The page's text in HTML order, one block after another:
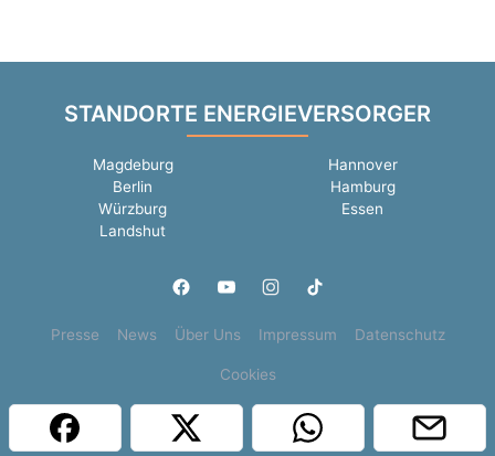
STANDORTE ENERGIEVERSORGER
Magdeburg
Hannover
Berlin
Hamburg
Würzburg
Essen
Landshut
Presse News Über Uns Impressum Datenschutz
Cookies
Copyright © 2000 - 2026 | 1A Infosysteme GmbH | Content by: 1a-sites-jobs
07.08.2026